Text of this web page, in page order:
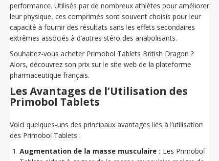
performance. Utilisés par de nombreux athlètes pour améliorer
leur physique, ces comprimés sont souvent choisis pour leur
capacité à fournir des résultats sans les effets secondaires
extrêmes associés à d’autres stéroïdes anabolisants.
Souhaitez-vous acheter Primobol Tablets British Dragon ?
Alors, découvrez son prix sur le site web de la plateforme
pharmaceutique français.
Les Avantages de l’Utilisation des
Primobol Tablets
Voici quelques-uns des principaux avantages liés à l’utilisation
des Primobol Tablets :
Augmentation de la masse musculaire : Les Primobol